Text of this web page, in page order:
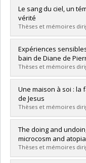
Diplômé(e) :
Cycle :
Diplôme obtenu :
Lien vers le
Le sang du ciel, un
vérité
Thèses et mémoires
Diplômé(e) :Epanya,
Cycle :Maîtrise
Diplôme obtenu :
Lien vers le
Expériences
bain de Diane de
Thèses et mémoires
Diplômé(e) :Sylvain,
Cycle :Maîtrise
Diplôme obtenu :
Lien vers le
Une maison à soi : la
de Jesus
Thèses et mémoires
Diplômé(e) :
Cycle :Maîtrise
Diplôme obtenu :
Lien vers le
The doing and
microcosm and
Thèses et mémoires